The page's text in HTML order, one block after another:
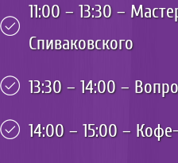
|
7
Б
у
д
у
11:00 – 13:30 –
Спиваковского
13:30 – 14:00 –
14:00 – 15:00 –